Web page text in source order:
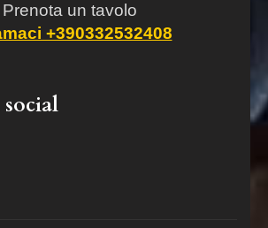
Prenota un tavolo
+390332532408
social